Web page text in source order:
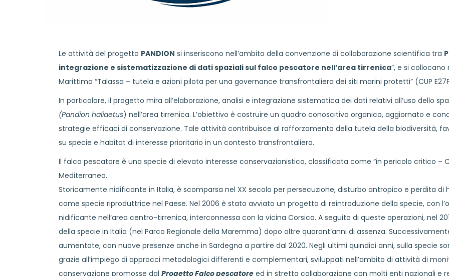
Le attività del progetto PANDION si inseriscono nell’ambito della convenzione di collaborazione scientifica tra
integrazione e sistematizzazione di dati spaziali sul falco pescatore nell’area tirrenica”, e si collocano
Marittimo “Talassa – tutela e azioni pilota per una governance transfrontaliera dei siti marini protetti” (CUP
In particolare, il progetto mira all’elaborazione, analisi e integrazione sistematica dei dati relativi all’uso dello
(Pandion haliaetus) nell’area tirrenica. L’obiettivo è costruire un quadro conoscitivo organico, aggiornato e
strategie efficaci di conservazione. Tale attività contribuisce al rafforzamento della tutela della biodiversità,
su specie e habitat di interesse prioritario in un contesto transfrontaliero.
Il falco pescatore è una specie di elevato interesse conservazionistico, classificata come “in pericolo critico –
Mediterraneo.
Storicamente nidificante in Italia, è scomparsa nel XX secolo per persecuzione, disturbo antropico e perdita
come specie riproduttrice nel Paese. Nel 2006 è stato avviato un progetto di reintroduzione della specie, con
nidificante nell’area centro-tirrenica, interconnessa con la vicina Corsica. A seguito di queste operazioni, nel
della specie in Italia (nel Parco Regionale della Maremma) dopo oltre quarant’anni di assenza.
aumentate, con nuove presenze anche in Sardegna a partire dal 2020. Negli ultimi quindici anni, sulla specie
grazie all’impiego di approcci metodologici differenti e complementari, sviluppati nell’ambito di attività di
conservazione promosse dal Progetto Falco pescatore ed in stretta collaborazione con molti enti nazionali e